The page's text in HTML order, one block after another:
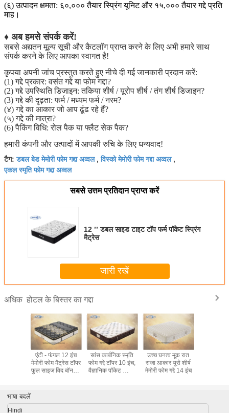
(६) उत्पादन क्षमता: ६०,००० तैयार स्प्रिंग यूनिट और १५,००० तैयार गद्दे प्रति
माह।
♦ अब हमसे संपर्क करें!
सबसे अद्यतन मूल्य सूची और कैटलॉग प्राप्त करने के लिए अभी हमारे साथ
संपर्क करने के लिए आपका स्वागत है!
कृपया अपनी जांच प्रस्तुत करते हुए नीचे दी गई जानकारी प्रदान करें:
(1) गद्दे प्रकार: वसंत गद्दे या फोम गद्दा?
(2) गद्दे उपस्थिति डिजाइन: तकिया शीर्ष / यूरोप शीर्ष / तंग शीर्ष डिजाइन?
(3) गद्दे की दृढ़ता: फर्म / मध्यम फर्म / नरम?
(४) गद्दे का आकार जो आप ढूंढ रहे हैं?
(५) गद्दे की मात्रा?
(6) पैकिंग विधि: रोल पैक या फ्लैट सेक पैक?
हमारी कंपनी और उत्पादों में आपकी रुचि के लिए धन्यवाद!
टैग:डबल बेड मेमोरी फोम गद्दा अव्वल,विस्को मेमोरी फोम गद्दा अव्वल,
एकल स्मृति फोम गद्दा अव्वल
सबसे उत्तम प्रतिदान प्राप्त करें
12 ’’ डबल साइड टाइट टॉप फर्म पॉकेट स्प्रिंग
मैट्रेस
जारी रखें
अधिक होटल के बिस्तर का गद्दा
एंटी - फंगल 12 इंच
मेमोरी फोम मैट्रेस टॉपर
फुल साइज विद बॉननेल
सांस कार्बनिक स्मृति
फोम गद्दे टॉपर 10 इंच,
वैज्ञानिक पॉकेट स्प्रिंग
उच्च घनत्व मूक रात
राजा आकार यूरो शीर्ष
मेमोरी फोम गद्दे 14 इंच
भाषा बदलें
Hindi